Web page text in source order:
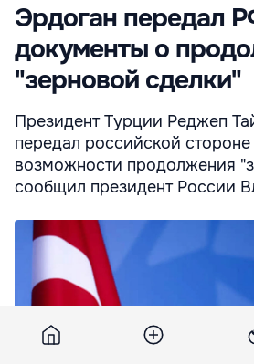
Эрдоган передал
документы о
"зерновой сделки"
Президент Турции Реджеп
передал российской
возможности продолжения
сообщил президент России